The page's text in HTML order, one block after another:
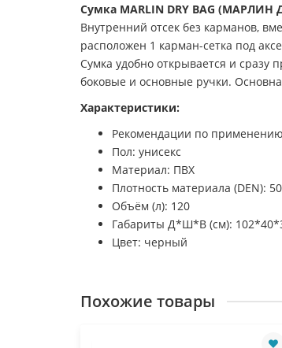
Сумка MARLIN DRY BAG (МАРЛИН
Внутренний отсек без карманов,
расположен 1 карман-сетка под
Сумка удобно открывается и сразу
боковые и основные ручки.
Характеристики:
Рекомендации по
Пол: унисекс
Материал: ПВХ
Плотность материала (DEN):
Объём (л): 120
Габариты Д*Ш*В (см):
Цвет: черный
Похожие товары